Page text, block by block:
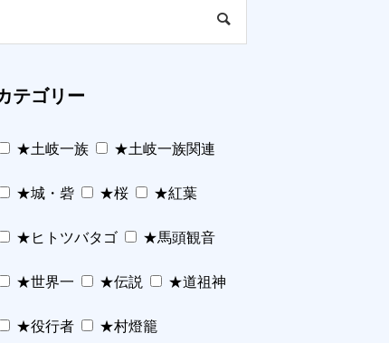
テゴリー
★土岐一族 ★土岐一族関連
★城・砦 ★桜 ★紅葉
★ヒトツバタゴ ★馬頭観音
★世界一 ★伝説 ★道祖神
★役行者 ★村燈籠